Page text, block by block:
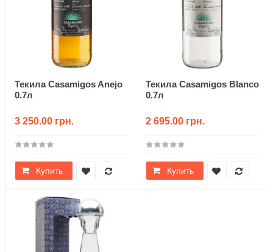
Текила Casamigos Anejo
0.7л
3 250.00 грн.
Купить
Текила Casamigos Blanco
0.7л
2 695.00 грн.
Купить